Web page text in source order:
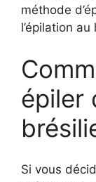
méthode
l’épilation au
épiler
Si vous